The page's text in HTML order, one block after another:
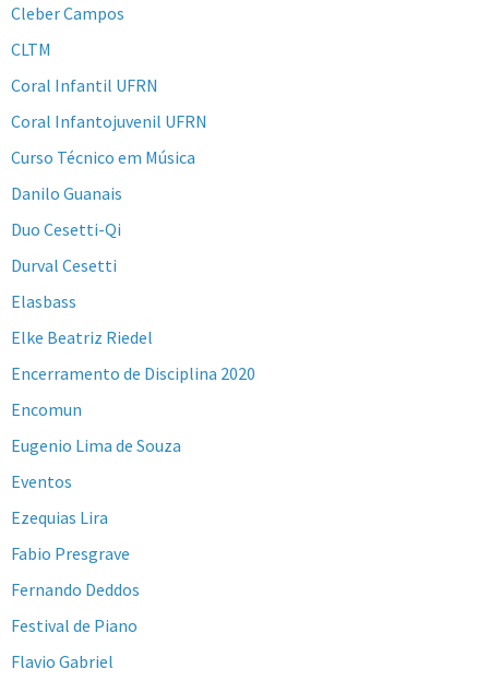
Cleber Campos
CLTM
Coral Infantil UFRN
Coral Infantojuvenil UFRN
Curso Técnico em Música
Danilo Guanais
Duo Cesetti-Qi
Durval Cesetti
Elasbass
Elke Beatriz Riedel
Encerramento de Disciplina 2020
Encomun
Eugenio Lima de Souza
Eventos
Ezequias Lira
Fabio Presgrave
Fernando Deddos
Festival de Piano
Flavio Gabriel